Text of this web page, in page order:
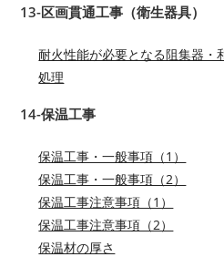
13-区画貫通工事（衛生器具）
耐火性能が必要となる阻集器・
処理
14-保温工事
保温工事・一般事項（1）
保温工事・一般事項（2）
保温工事注意事項（1）
保温工事注意事項（2）
保温材の厚さ